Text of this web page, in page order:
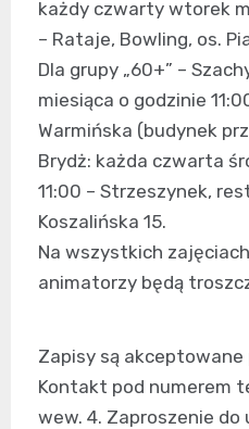
każdy czwarty wtorek
– Rataje, Bowling, os.
Dla grupy „60+” –
miesiąca o godzinie
Warmińska (budynek
Brydż: każda czwarta
11:00 – Strzeszynek,
Koszalińska 15.
Na wszystkich
animatorzy będą
Zapisy są
Kontakt pod numerem
wew. 4. Zaproszenie do